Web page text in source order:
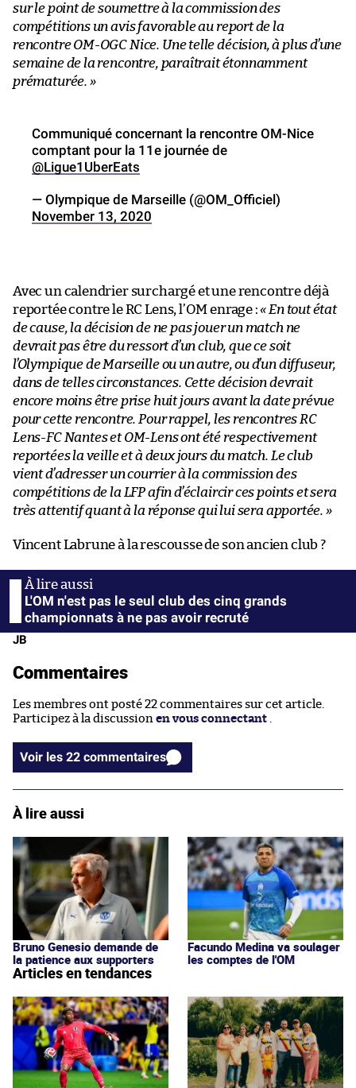
sur le point de soumettre à la commission des
compétitions un avis favorable au report de la
rencontre OM-OGC Nice. Une telle décision, à plus d’une
semaine de la rencontre, paraîtrait étonnamment
prématurée. »
Communiqué concernant la rencontre OM-Nice
comptant pour la 11e journée de
@Ligue1UberEats
— Olympique de Marseille (@OM_Officiel)
November 13, 2020
Avec un calendrier surchargé et une rencontre déjà
reportée contre le RC Lens, l’OM enrage :« En tout état
de cause, la décision de ne pas jouer un match ne
devrait pas être du ressort d’un club, que ce soit
l’Olympique de Marseille ou un autre, ou d’un diffuseur,
dans de telles circonstances. Cette décision devrait
encore moins être prise huit jours avant la date prévue
pour cette rencontre. Pour rappel, les rencontres RC
Lens-FC Nantes et OM-Lens ont été respectivement
reportées la veille et à deux jours du match. Le club
vient d’adresser un courrier à la commission des
compétitions de la LFP afin d’éclaircir ces points et sera
très attentif quant à la réponse qui lui sera apportée. »
Vincent Labrune à la rescousse de son ancien club ?
L'OM n'est pas le seul club des cinq grands
championnats à ne pas avoir recruté
JB
Commentaires
Les membres ont posté 22 commentaires sur cet article.
Participez à la discussion en vous connectant
Voir les 22 commentaires
À lire aussi
Bruno Genesio demande de
la patience aux supporters
Facundo Medina va soulager
les comptes de l'OM
Articles en tendances